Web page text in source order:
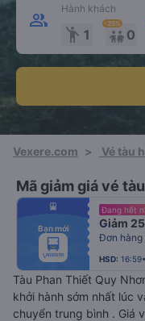
Hành khách
emoji_people 1 0
-25%
Vexere.com > Vé tàu
Mã giảm giá vé tàu
fiber_manual_record
fiber_manual_record
fiber_manual_record
fiber_manual_record
fiber_manual_record
fiber_manual_record
fiber_manual_record
Bạn mới
Đang hết
Giảm
Đơn
HSD:
Tàu Phan Thiết Quy
khởi hành sớm nhất lúc
chuyển trung bình . Giá